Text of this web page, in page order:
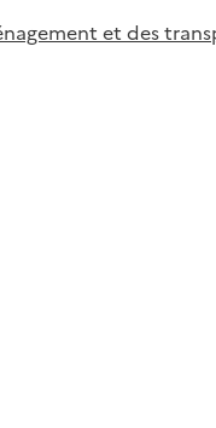
et des